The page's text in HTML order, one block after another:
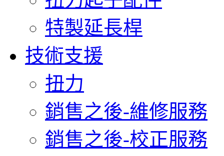
特製延長桿
技術支援
扭力
銷售之後-維修服務
銷售之後-校正服務